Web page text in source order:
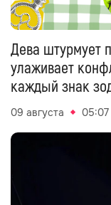
Дева штурмует
улаживает
каждый знак
09 августа 05:07